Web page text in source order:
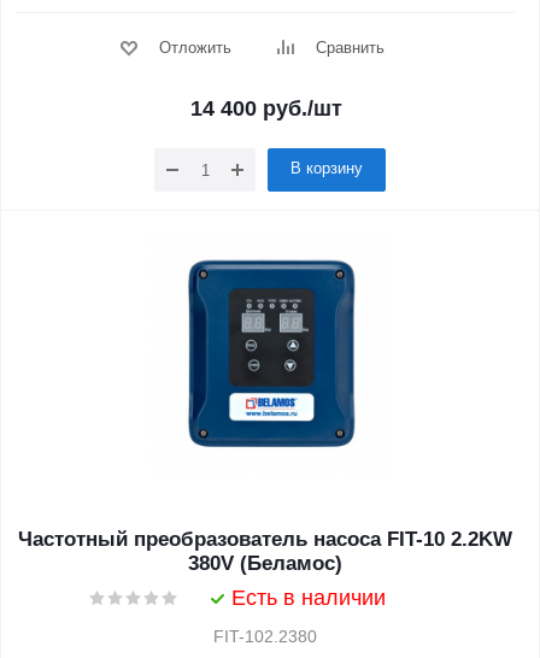
Отложить Сравнить
14 400руб./шт
В корзину
Частотный преобразователь насоса FIT-10 2.2KW
380V (Беламос)
Есть в наличии
FIT-102.2380